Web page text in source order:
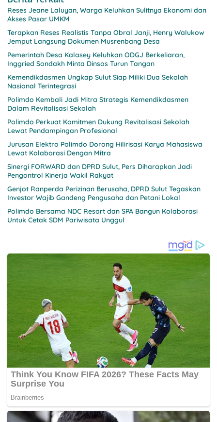
Reses Jeane Laluyan, Warga Keluhkan Sulitnya Ekonomi dan
Akses Pasar UMKM
Terapkan Reses Realistis Tanpa Obral Janji, Henry Walukow
Jemput Langsung Dokumen Musrenbang Desa
Pemerintah Desa Kalasey Keluhkan ODGJ Berkeliaran,
Inggried Sondakh Minta Dinsos Turun Tangan
Kemendikdasmen Ungkap Sulut Siap Miliki Dua Sekolah
Nasional Terintegrasi
Polimdo Kembali Jadi Mitra Strategis Kemendikdasmen
Dalam Revitalisasi Sekolah
Polimdo Perkuat Komitmen Dukung Revitalisasi Sekolah
Lewat Pendampingan Profesional
Jurusan Elektro Polimdo Dorong Hilirisasi Karya Mahasiswa
Lewat Kolaborasi Dengan Mitra
Sinergi FORWARD dan DPRD Sulut, Pers Diharapkan Jadi
Pengontrol Kinerja Wakil Rakyat
Genjot Ranperda Perizinan Berusaha, DPRD Sulut Tegaskan
Investor Wajib Gandeng Pengusaha dan Petani Lokal
Polimdo Bersama NDC Resort dan SPA Bangun Kolaborasi
Untuk Cetak SDM Pariwisata Unggul